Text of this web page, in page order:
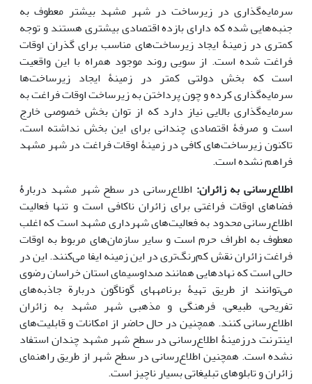
سرمایه‌گذاری در زیرساخت در شهر مشهد بیشتر معطوف به
جنبه‌هایی شده که دارای بازده اقتصادی بیشتری هستند و توجه
کمتری در زمینۀ ایجاد زیرساخت‌های مناسب برای گذران اوقات
فراغت شده است. از سویی روند موجود همراه با این واقعیت
است که بخش دولتی کمتر در زمینۀ ایجاد زیرساخت‌ها
سرمایه‌گذاری کرده و چون پرداختن به زیرساخت اوقات فراغت به
سرمایه‌گذاری بالایی نیاز دارد که از توان بخش خصوصی خارج
است و صرفۀ اقتصادی چندانی برای این بخش نداشته است،
تاکنون زیرساخت‌های کافی در زمینۀ اوقات فراغت در شهر مشهد
فراهم نشده است.
اطلاع‌رسانی به زائران: اطلاع‌رسانی در سطح شهر مشهد دربارۀ
فضاهای اوقات فراغتی برای زائران ناکافی است و تنها فعالیت
اطلاع‌رسانی محدود به فعالیت‌های شهرداری مشهد است که اغلب
معطوف به اطراف حرم است و سایر سازمان‌های مربوط به اوقات
فراغت زائران نقش کم‌رنگ‌تری در این زمینه ایفا می‌کنند. این در
حالی است که نهاد‌هایی همانند صداوسیمای استان خراسان رضوی
می‌توانند از طریق تهیۀ برنامه­های گوناگون دربارة جاذبه‌های
تفریحی، طبیعی، فرهنگی و مذهبی شهر مشهد به زائران
اطلاع‌رسانی کنند. همچنین در حال حاضر از امکانات و قابلیت‌های
اینترنت درزمینۀ اطلاع‌رسانی در سطح شهر مشهد چندان استفاد
نشده است. همچنین اطلاع‌رسانی در سطح شهر از طریق راهنمای
زائران و تابلوهای تبلیغاتی بسیار ناچیز است.